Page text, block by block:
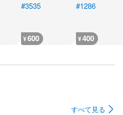
¥600 ¥400
すべて見る